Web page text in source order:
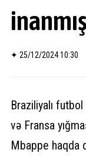
✦ 25/12/2024 10:30
Braziliyalı futbol
və Fransa
Mbappe haqda